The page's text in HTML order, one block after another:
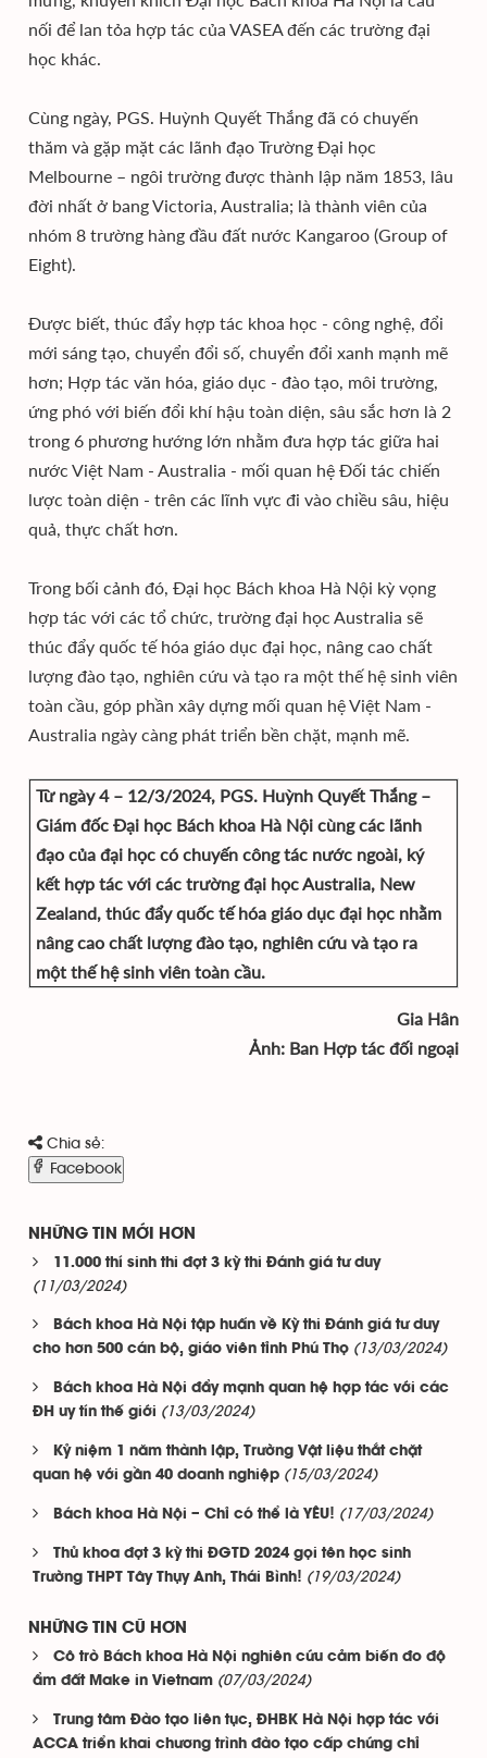
nối để lan tỏa hợp tác của VASEA đến các trường đại
học khác.
Cùng ngày, PGS. Huỳnh Quyết Thắng đã có chuyến
thăm và gặp mặt các lãnh đạo Trường Đại học
Melbourne – ngôi trường được thành lập năm 1853, lâu
đời nhất ở bang Victoria, Australia; là thành viên của
nhóm 8 trường hàng đầu đất nước Kangaroo (Group of
Eight).
Được biết, thúc đẩy hợp tác khoa học - công nghệ, đổi
mới sáng tạo, chuyển đổi số, chuyển đổi xanh mạnh mẽ
hơn; Hợp tác văn hóa, giáo dục - đào tạo, môi trường,
ứng phó với biến đổi khí hậu toàn diện, sâu sắc hơn là 2
trong 6 phương hướng lớn nhằm đưa hợp tác giữa hai
nước Việt Nam - Australia - mối quan hệ Đối tác chiến
lược toàn diện - trên các lĩnh vực đi vào chiều sâu, hiệu
quả, thực chất hơn.
Trong bối cảnh đó, Đại học Bách khoa Hà Nội kỳ vọng
hợp tác với các tổ chức, trường đại học Australia sẽ
thúc đẩy quốc tế hóa giáo dục đại học, nâng cao chất
lượng đào tạo, nghiên cứu và tạo ra một thế hệ sinh viên
toàn cầu, góp phần xây dựng mối quan hệ Việt Nam -
Australia ngày càng phát triển bền chặt, mạnh mẽ.
Từ ngày 4 – 12/3/2024, PGS. Huỳnh Quyết Thắng –
Giám đốc Đại học Bách khoa Hà Nội cùng các lãnh
đạo của đại học có chuyến công tác nước ngoài, ký
kết hợp tác với các trường đại học Australia, New
Zealand, thúc đẩy quốc tế hóa giáo dục đại học nhằm
nâng cao chất lượng đào tạo, nghiên cứu và tạo ra
một thế hệ sinh viên toàn cầu.
Gia Hân
Ảnh: Ban Hợp tác đối ngoại
Chia sẻ:
Facebook
NHỮNG TIN MỚI HƠN
11.000 thí sinh thi đợt 3 kỳ thi Đánh giá tư duy
(11/03/2024)
Bách khoa Hà Nội tập huấn về Kỳ thi Đánh giá tư duy
cho hơn 500 cán bộ, giáo viên tỉnh Phú Thọ (13/03/2024)
Bách khoa Hà Nội đẩy mạnh quan hệ hợp tác với các
ĐH uy tín thế giới (13/03/2024)
Kỷ niệm 1 năm thành lập, Trường Vật liệu thắt chặt
quan hệ với gần 40 doanh nghiệp (15/03/2024)
Bách khoa Hà Nội – Chỉ có thể là YÊU! (17/03/2024)
Thủ khoa đợt 3 kỳ thi ĐGTD 2024 gọi tên học sinh
Trường THPT Tây Thụy Anh, Thái Bình! (19/03/2024)
NHỮNG TIN CŨ HƠN
Cô trò Bách khoa Hà Nội nghiên cứu cảm biến đo độ
ẩm đất Make in Vietnam (07/03/2024)
Trung tâm Đào tạo liên tục, ĐHBK Hà Nội hợp tác với
ACCA triển khai chương trình đào tạo cấp chứng chỉ